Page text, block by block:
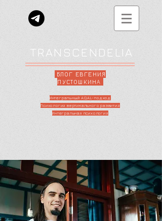
TRANSCENDELIA
БЛОГ ЕВГЕНИЯ
ПУСТОШКИНА
Интегральный AQAL-подход
Психология вертикального развития
Интегральная психология